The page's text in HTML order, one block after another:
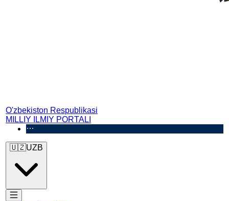
O'zbekiston Respublikasi
MILLIY ILMIY PORTALI
🇺🇿UZB